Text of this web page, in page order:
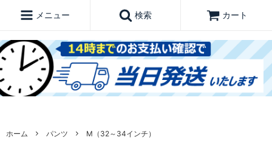
メニュー 検索 カート
ホーム パンツ
M（32～34インチ）